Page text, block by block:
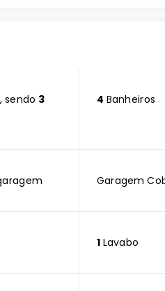
sendo 3
4 Banheiros
Garagem
1Lavabo